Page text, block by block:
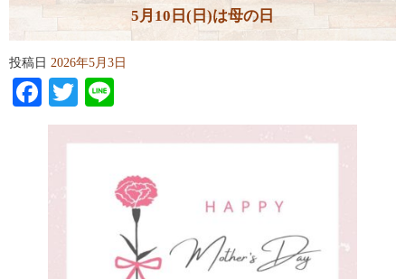
5月10日(日)は母の日
投稿日 2026年5月3日
Facebook
Twitter